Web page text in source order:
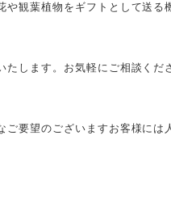
や観葉植物をギフトとして送る
たします。お気軽にご相談くだ
ご要望のございますお客様には